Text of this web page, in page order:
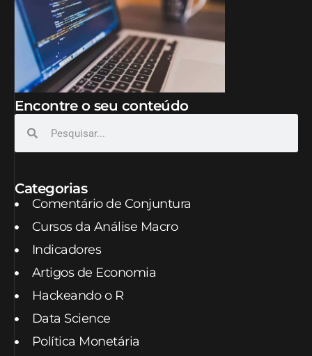
Encontre o seu conteúdo
Categorias
Comentário de Conjuntura
Cursos da Análise Macro
Indicadores
Artigos de Economia
Hackeando o R
Data Science
Política Monetária